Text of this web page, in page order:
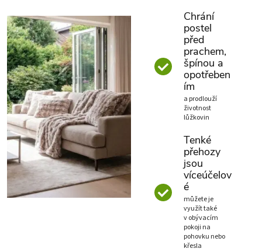
Chrání
postel
před
prachem,
špínou a
opotřeben
ím
a prodlouží
životnost
lůžkovin
Tenké
přehozy
jsou
víceúčelov
é
můžete je
využít také
v obývacím
pokoji na
pohovku nebo
křesla